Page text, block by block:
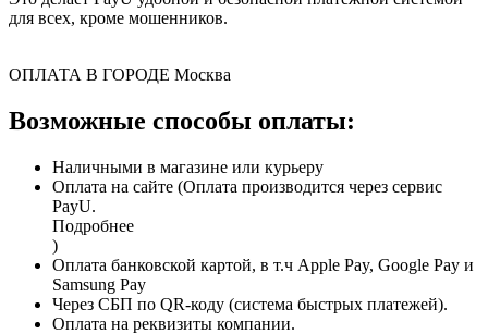
для всех, кроме мошенников.
ОПЛАТА В ГОРОДЕ Москва
Возможные способы оплаты:
Наличными в магазине или курьеру
Оплата на сайте (Оплата производится через сервис
PayU.
Подробнее
)
Оплата банковской картой, в т.ч Apple Pay, Google Pay и
Samsung Pay
Через СБП по QR-коду (система быстрых платежей).
Оплата на реквизиты компании.